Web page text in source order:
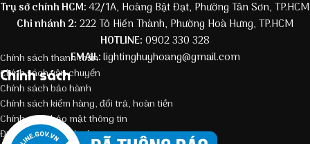
Trụ sở chính HCM:42/1A, Hoàng Bật Đạt, Phường Tân Sơn, TP.HCM
Chi nhánh 2: 222 Tô Hiến Thành, Phường Hoà Hưng, TP.HCM
HOTLINE: 0902 330 328
EMAIL:lightinghuyhoang@gmail.com
Chính sách
Chính sách thanh toán
Chính sách vận chuyển
Chính sách bảo hành
Chính sách kiểm hàng, đổi trả, hoàn tiền
Chính sách bảo mật thông tin
Điều kiện giao dịch chung